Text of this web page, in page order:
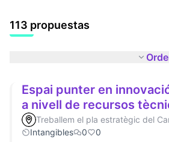
113 propuestas
Espai punter en
a nivell de recursos
Treballem el pla estratègic del
Intangibles
0 0